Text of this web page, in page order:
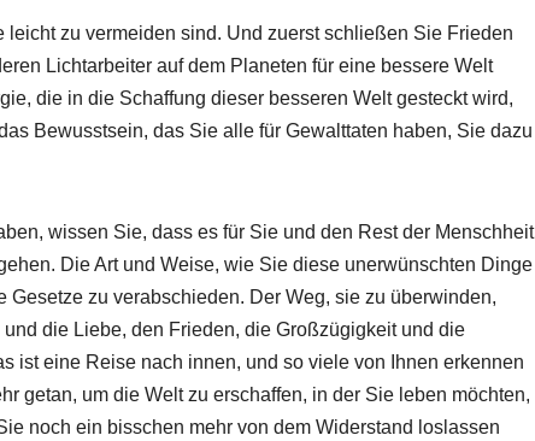
zu vermeiden sind. Und zuerst schließen Sie Frieden
Lichtarbeiter auf dem Planeten für eine bessere Welt
die in die Schaffung dieser besseren Welt gesteckt wird,
Bewusstsein, das Sie alle für Gewalttaten haben, Sie dazu
wissen Sie, dass es für Sie und den Rest der Menschheit
Die Art und Weise, wie Sie diese unerwünschten Dinge
zu verabschieden. Der Weg, sie zu überwinden,
die Liebe, den Frieden, die Großzügigkeit und die
ist eine Reise nach innen, und so viele von Ihnen erkennen
getan, um die Welt zu erschaffen, in der Sie leben möchten,
noch ein bisschen mehr von dem Widerstand loslassen